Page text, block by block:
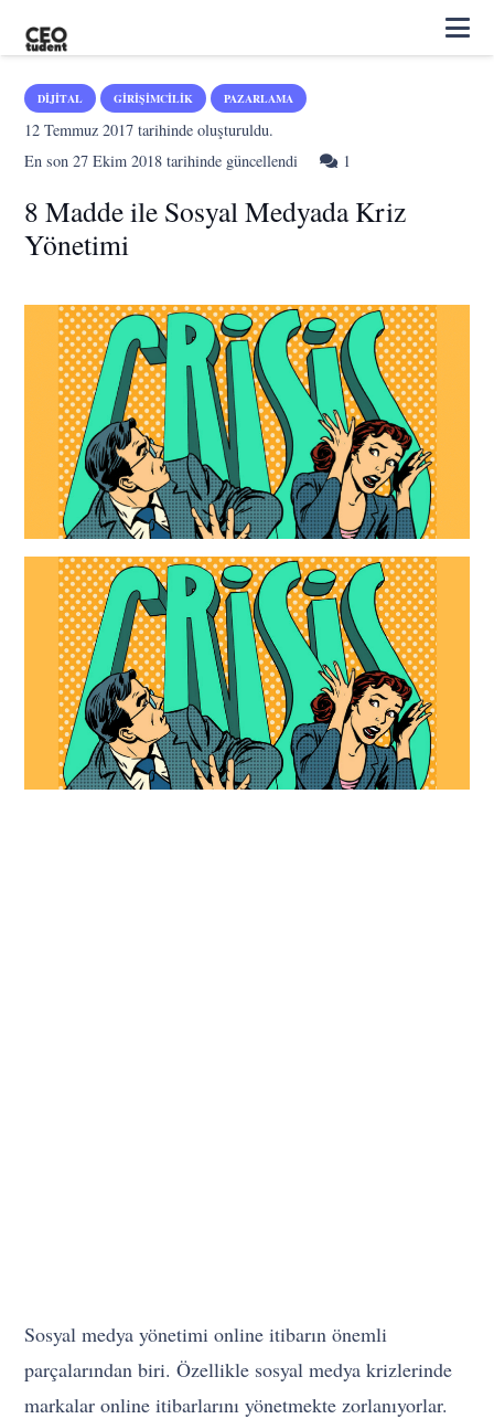
DIJITAL GIRIŞIMCILIK PAZARLAMA
12 Temmuz 2017 tarihinde oluşturuldu.
En son27 Ekim 2018 tarihinde güncellendi 1
8 Madde ile Sosyal Medyada Kriz
Yönetimi
Sosyal medya yönetimi online itibarın önemli
parçalarından biri. Özellikle sosyal medya krizlerinde
markalar online itibarlarını yönetmekte zorlanıyorlar.